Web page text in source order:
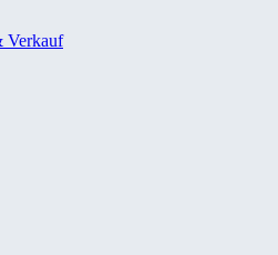
Verkauf